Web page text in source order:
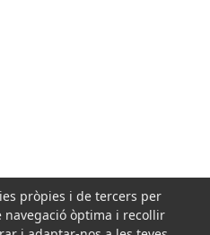
pròpies i de tercers per
òptima i recollir